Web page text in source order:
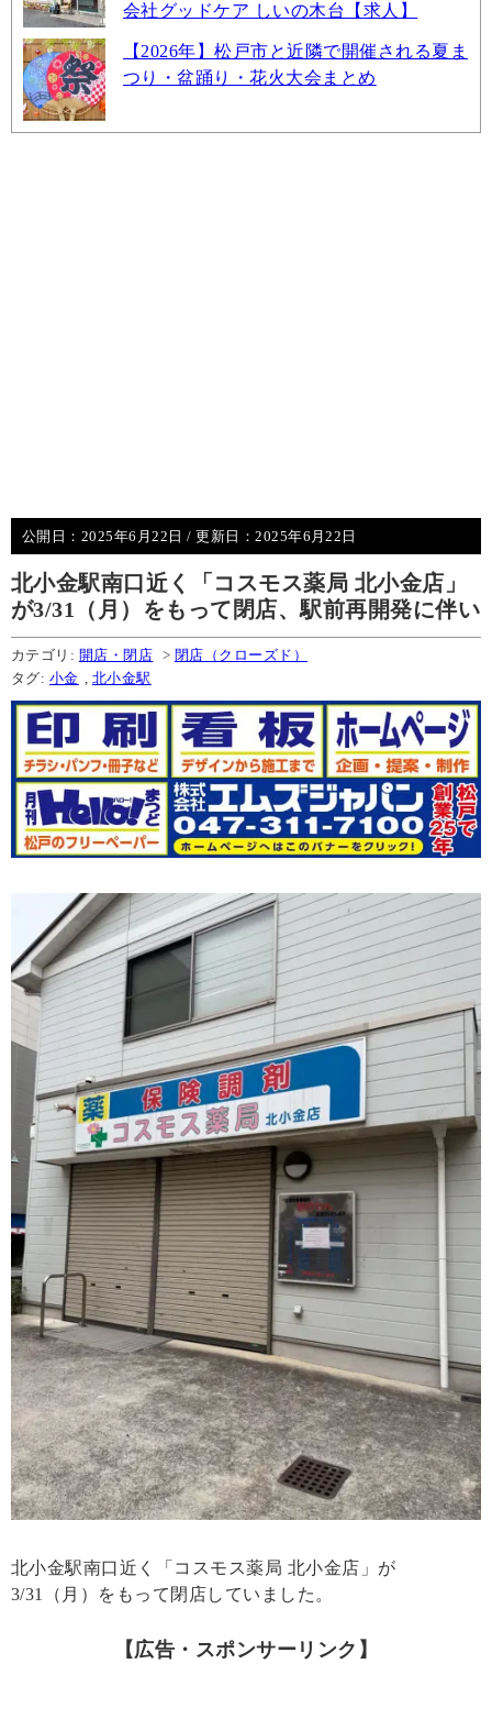
会社グッドケア しいの木台【求人】
【2026年】松戸市と近隣で開催される夏ま
つり・盆踊り・花火大会まとめ
公開日： 2025年6月22日 / 更新日：2025年6月22日
北小金駅南口近く「コスモス薬局 北小金店」
が3/31（月）をもって閉店、駅前再開発に伴い
カテゴリ: 開店・閉店 > 閉店（クローズド）
タグ: 小金 北小金駅
北小金駅南口近く「コスモス薬局 北小金店」が
3/31（月）をもって閉店していました。
【広告・スポンサーリンク】